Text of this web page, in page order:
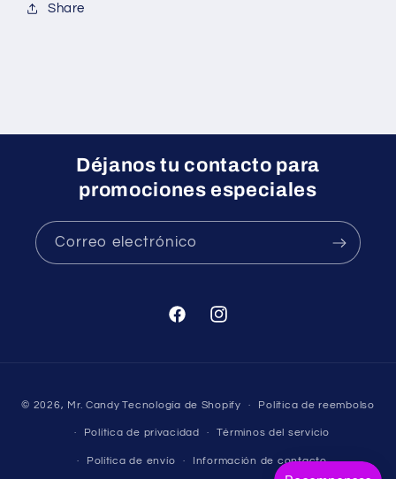
Share
Déjanos tu contacto para
promociones especiales
Correo electrónico
FacebookInstagram
de
pago
© 2026, Mr. Candy Tecnología de Shopify Política de reembolso
Política de privacidad Términos del servicio
Política de envío Información de contacto